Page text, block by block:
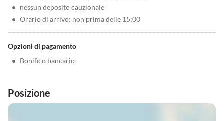
• nessun deposito cauzionale
• Orario di arrivo: non prima delle 15:00
Opzioni di pagamento
• Bonifico bancario
Posizione